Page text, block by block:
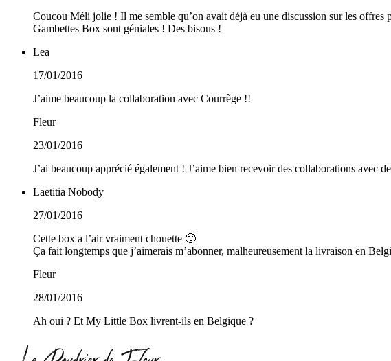
Coucou Méli jolie ! Il me semble qu’on avait déjà eu une discussion sur les
Gambettes Box sont géniales ! Des bisous !
Lea
17/01/2016
J’aime beaucoup la collaboration avec Courrège !!
Fleur
23/01/2016
J’ai beaucoup apprécié également ! J’aime bien recevoir des collaborations avec
Laetitia Nobody
27/01/2016
Cette box a l’air vraiment chouette 🙂
Ça fait longtemps que j’aimerais m’abonner, malheureusement la livraison en
Fleur
28/01/2016
Ah oui ? Et My Little Box livrent-ils en Belgique ?